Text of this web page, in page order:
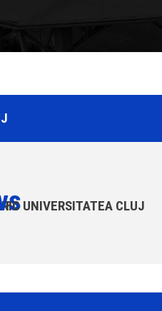
FC UNIVERSITATEA CLUJ